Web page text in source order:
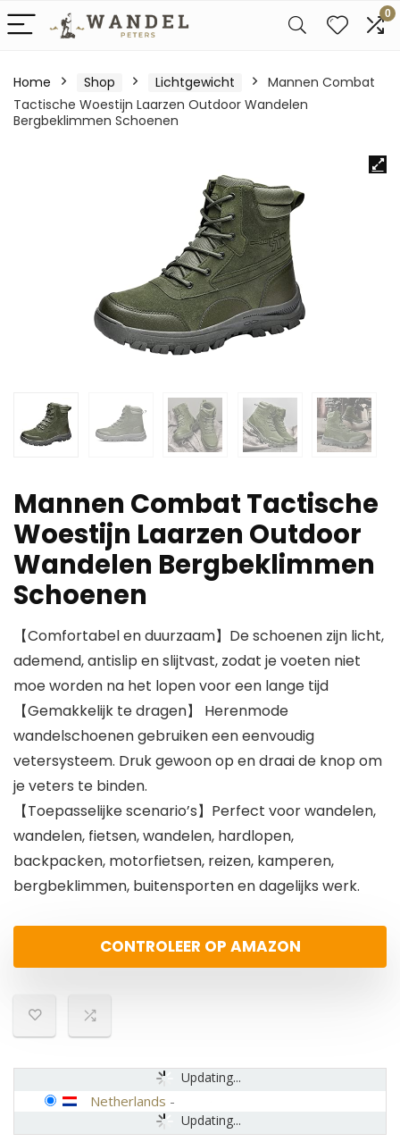
0
Home Shop Lichtgewicht
Mannen Combat
Tactische Woestijn Laarzen Outdoor Wandelen
Bergbeklimmen Schoenen
Mannen Combat Tactische
Woestijn Laarzen Outdoor
Wandelen Bergbeklimmen
Schoenen
【Comfortabel en duurzaam】De schoenen zijn licht,
ademend, antislip en slijtvast, zodat je voeten niet
moe worden na het lopen voor een lange tijd
【Gemakkelijk te dragen】 Herenmode
wandelschoenen gebruiken een eenvoudig
vetersysteem. Druk gewoon op en draai de knop om
je veters te binden.
【Toepasselijke scenario’s】Perfect voor wandelen,
wandelen, fietsen, wandelen, hardlopen,
backpacken, motorfietsen, reizen, kamperen,
bergbeklimmen, buitensporten en dagelijks werk.
CONTROLEER OP AMAZON
Updating...
Updating...
Netherlands -